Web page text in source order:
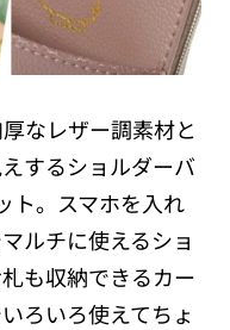
なレザー調素材と
するショルダーバ
ト。スマホを入れ
ルチに使えるショ
も収納できるカー
ろいろ使えてちょ